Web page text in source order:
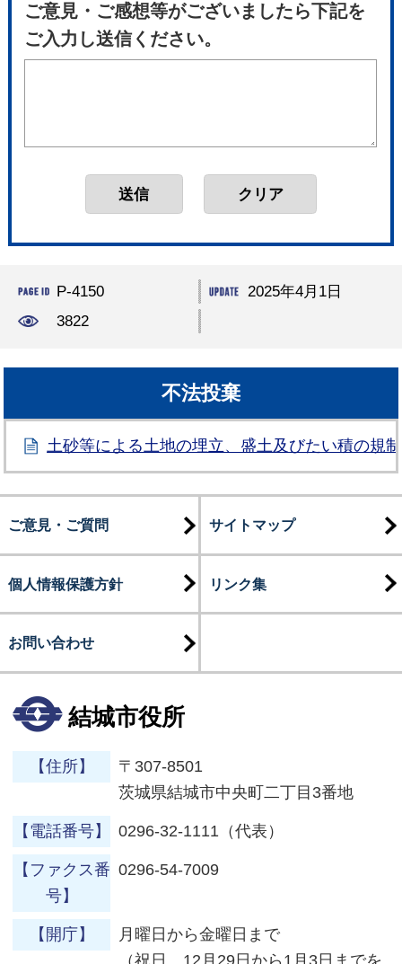
ご意見・ご感想等がございましたら下記を
ご入力し送信ください。
P-4150
2025年4月1日
3822
不法投棄
土砂等による土地の埋立、盛土及びたい積の規制
ご意見・ご質問 サイトマップ
個人情報保護方針 リンク集
お問い合わせ
結城市役所
【住所】
〒307-8501
茨城県結城市中央町二丁目3番地
【電話番号】 0296-32-1111（代表）
【ファクス番
号】
0296-54-7009
【開庁】
月曜日から金曜日まで